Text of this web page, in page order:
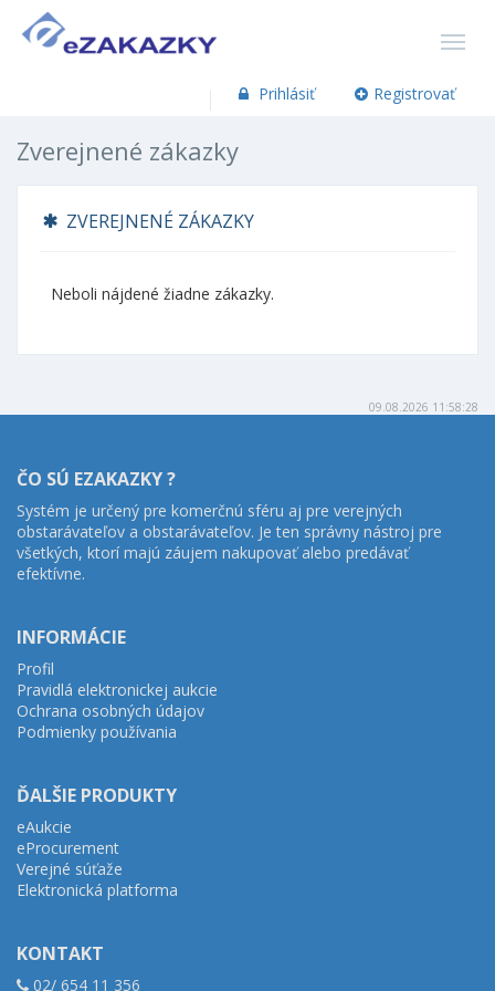
Prihlásiť Registrovať
Zverejnené zákazky
ZVEREJNENÉ ZÁKAZKY
Neboli nájdené žiadne zákazky.
09.08.2026 11:58:28
ČO SÚ EZAKAZKY ?
Systém je určený pre komerčnú sféru aj pre verejných
obstarávateľov a obstarávateľov. Je ten správny nástroj pre
všetkých, ktorí majú záujem nakupovať alebo predávať
efektívne.
INFORMÁCIE
Profil
Pravidlá elektronickej aukcie
Ochrana osobných údajov
Podmienky používania
ĎALŠIE PRODUKTY
eAukcie
eProcurement
Verejné súťaže
Elektronická platforma
KONTAKT
02/ 654 11 356